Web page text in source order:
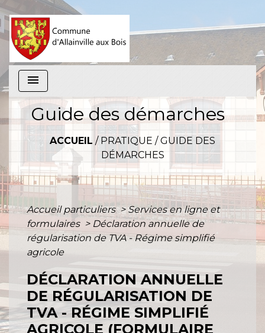
menu
Guide des démarches
ACCUEIL / PRATIQUE /GUIDE DES
DÉMARCHES
Accueil particuliers> Services en ligne et
formulaires > Déclaration annuelle de
régularisation de TVA - Régime simplifié
agricole
DÉCLARATION ANNUELLE
DE RÉGULARISATION DE
TVA - RÉGIME SIMPLIFIÉ
AGRICOLE (FORMULAIRE